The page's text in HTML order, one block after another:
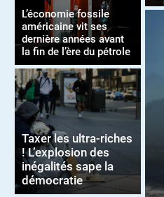
L’économie fossile
américaine vit ses
dernière années avant
la fin de l’ère du pétrole
Taxer les ultra-riches
! L’explosion des
inégalités sape la
démocratie